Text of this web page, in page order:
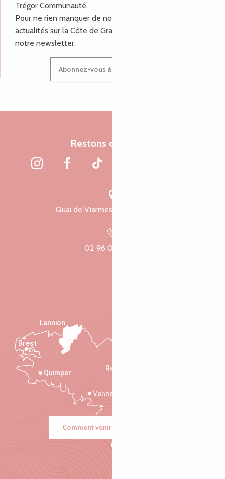
Trégor Communauté.
Pour ne rien manquer de nos bons plans et nos
actualités sur la Côte de Granit Rose, inscrivez-vous à
notre newsletter.
Abonnez-vous à notre newsletter
Restons connectés
Quai de Viarmes, 22300 Lannion
02 96 05 60 70
Rennes
Vannes
Quimper
Lannion
Brest
Comment venir ?